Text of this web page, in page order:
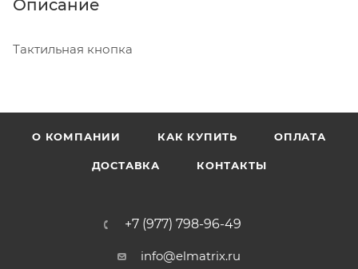
Описание
Тактильная кнопка
О КОМПАНИИ КАК КУПИТЬ ОПЛАТА
ДОСТАВКА КОНТАКТЫ
+7 (977) 798-96-49
info@elmatrix.ru